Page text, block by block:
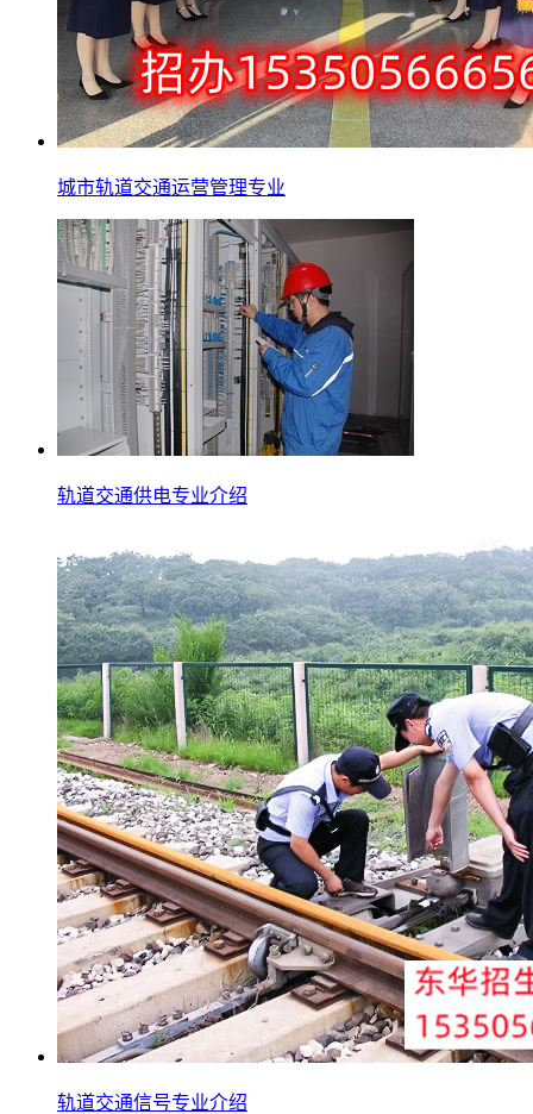
城市轨道交通运营管理专业
轨道交通供电专业介绍
轨道交通信号专业介绍